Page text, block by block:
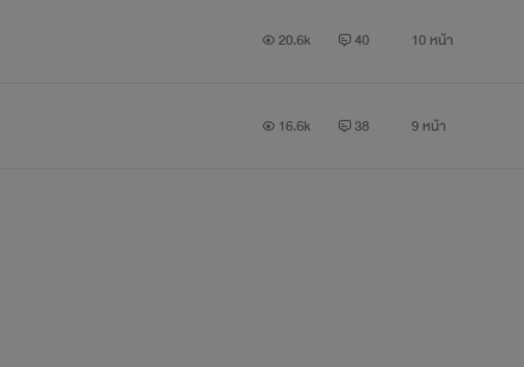
20.6k 40 10 หน้า
16.6k 38 9 หน้า